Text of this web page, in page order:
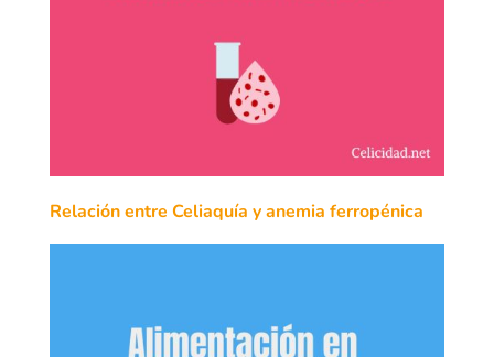
Relación entre Celiaquía y anemia ferropénica